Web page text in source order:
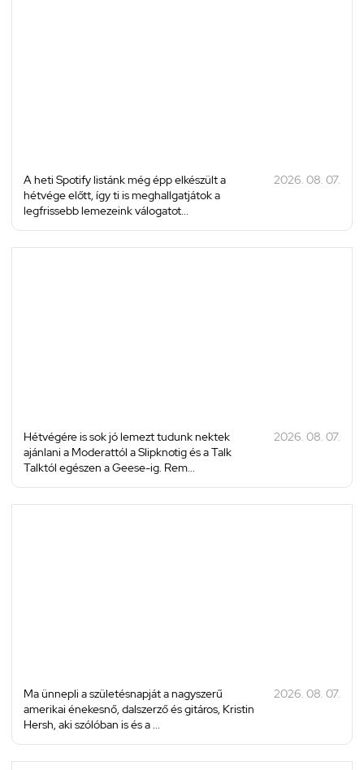
A heti Spotify listánk még épp elkészült a
hétvége előtt, így ti is meghallgatjátok a
legfrissebb lemezeink válogatot...
2026. 08. 07.
Hétvégére is sok jó lemezt tudunk nektek
ajánlani a Moderattól a Slipknotig és a Talk
Talktól egészen a Geese-ig. Rem...
2026. 08. 07.
Ma ünnepli a születésnapját a nagyszerű
amerikai énekesnő, dalszerző és gitáros, Kristin
Hersh, aki szólóban is és a ...
2026. 08. 07.